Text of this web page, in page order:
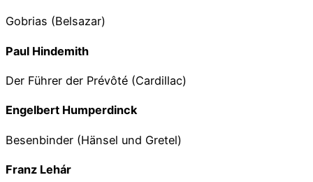
Gobrias (Belsazar)
Paul Hindemith
Der Führer der Prévôté (Cardillac)
Engelbert Humperdinck
Besenbinder (Hänsel und Gretel)
Franz Lehár